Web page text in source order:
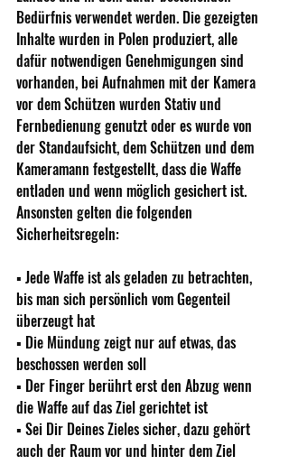
Bedürfnis verwendet werden. Die gezeigten
Inhalte wurden in Polen produziert, alle
dafür notwendigen Genehmigungen sind
vorhanden, bei Aufnahmen mit der Kamera
vor dem Schützen wurden Stativ und
Fernbedienung genutzt oder es wurde von
der Standaufsicht, dem Schützen und dem
Kameramann festgestellt, dass die Waffe
entladen und wenn möglich gesichert ist.
Ansonsten gelten die folgenden
Sicherheitsregeln:
▪ Jede Waffe ist als geladen zu betrachten,
bis man sich persönlich vom Gegenteil
überzeugt hat
▪ Die Mündung zeigt nur auf etwas, das
beschossen werden soll
▪ Der Finger berührt erst den Abzug wenn
die Waffe auf das Ziel gerichtet ist
▪ Sei Dir Deines Zieles sicher, dazu gehört
auch der Raum vor und hinter dem Ziel